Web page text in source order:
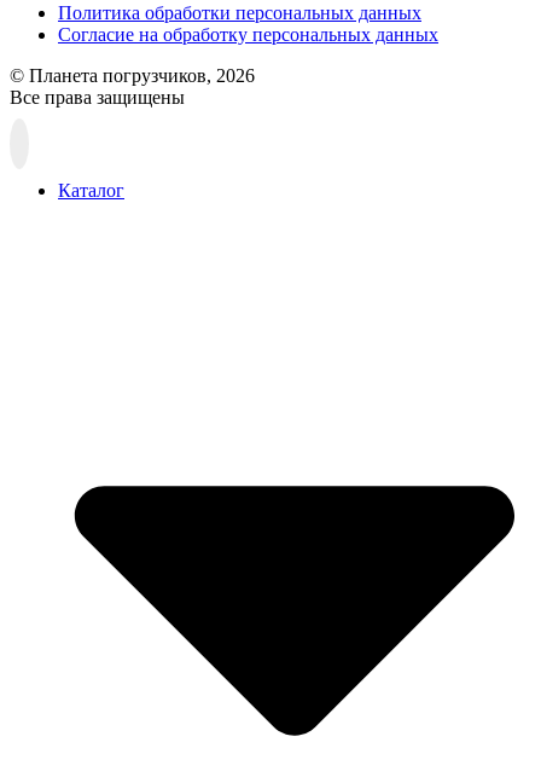
Политика обработки персональных данных
Согласие на обработку персональных данных
© Планета погрузчиков, 2026
Все права защищены
Каталог